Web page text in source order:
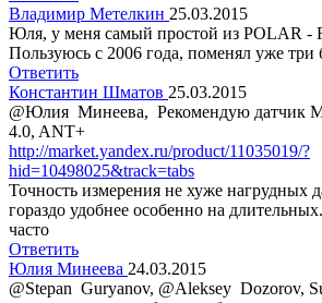
Владимир Метелкин 25.03.2015
Юля, у меня самый простой из POLAR -
Пользуюсь с 2006 года, поменял уже три
Ответить
Константин Шматов 25.03.2015
@Юлия Минеева, Рекомендую датчик
4.0, ANT+
http://market.yandex.ru/product/11035019/?
hid=10498025&track=tabs
Точность измерения не хуже нагрудных
гораздо удобнее особенно на
часто
Ответить
Юлия Минеева 24.03.2015
@Stepan Guryanov, @Aleksey Dozorov,